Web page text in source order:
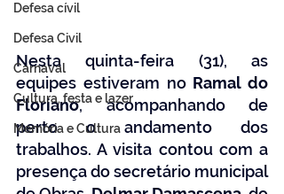
Defesa cívil
Defesa Civil
Carnaval
Cultura, festa e lazer
Memória e Cultura
Nesta quinta-feira (31), as
equipes estiveram no Ramal do
Floriano, acompanhando de
perto o andamento dos
trabalhos. A visita contou com a
presença do secretário municipal